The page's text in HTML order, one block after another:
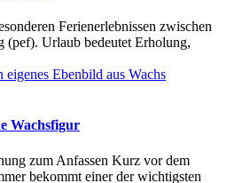
Ferienerlebnissen zwischen
(pef). Urlaub bedeutet Erholung,
Wachsfigur
zum Anfassen Kurz vor dem
bekommt einer der wichtigsten